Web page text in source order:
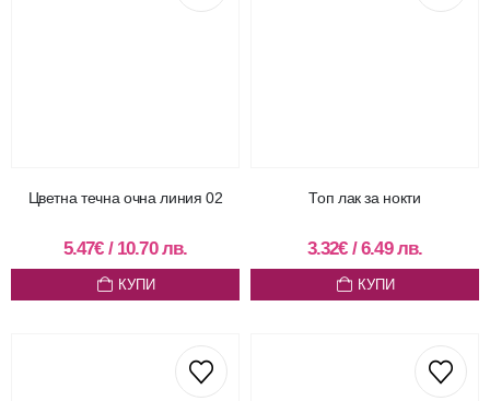
Цветна течна очна линия 02
5.47€ / 10.70лв.
КУПИ
Топ лак за нокти
3.32€ /6.49лв.
КУПИ